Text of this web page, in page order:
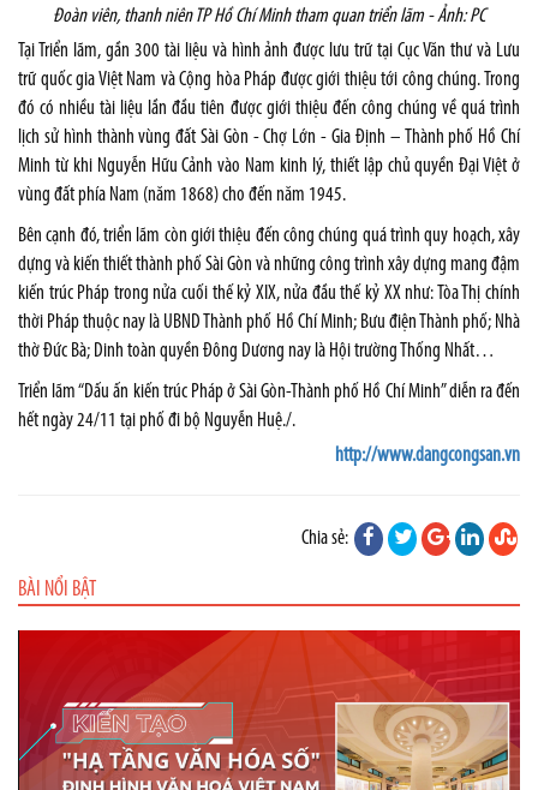
Đoàn viên, thanh niên TP Hồ Chí Minh tham quan triển lãm - Ảnh: PC
Tại Triển lãm, gần 300 tài liệu và hình ảnh được lưu trữ tại Cục Văn thư và Lưu
trữ quốc gia Việt Nam và Cộng hòa Pháp được giới thiệu tới công chúng. Trong
đó có nhiều tài liệu lần đầu tiên được giới thiệu đến công chúng về quá trình
lịch sử hình thành vùng đất Sài Gòn - Chợ Lớn - Gia Định – Thành phố Hồ Chí
Minh từ khi Nguyễn Hữu Cảnh vào Nam kinh lý, thiết lập chủ quyền Đại Việt ở
vùng đất phía Nam (năm 1868) cho đến năm 1945.
Bên cạnh đó, triển lãm còn giới thiệu đến công chúng quá trình quy hoạch, xây
dựng và kiến thiết thành phố Sài Gòn và những công trình xây dựng mang đậm
kiến trúc Pháp trong nửa cuối thế kỷ XIX, nửa đầu thế kỷ XX như: Tòa Thị chính
thời Pháp thuộc nay là UBND Thành phố Hồ Chí Minh; Bưu điện Thành phố; Nhà
thờ Đức Bà; Dinh toàn quyền Đông Dương nay là Hội trường Thống Nhất…
Triển lãm “Dấu ấn kiến trúc Pháp ở Sài Gòn-Thành phố Hồ Chí Minh” diễn ra đến
hết ngày 24/11 tại phố đi bộ Nguyễn Huệ./.
http://www.dangcongsan.vn
Chia sẻ:
BÀI NỔI BẬT